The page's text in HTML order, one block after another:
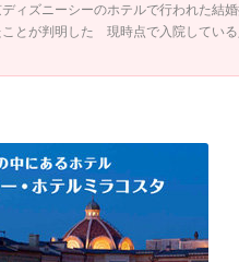
ィズニーシーのホテルで行われた結
ことが判明した 現時点で入院している